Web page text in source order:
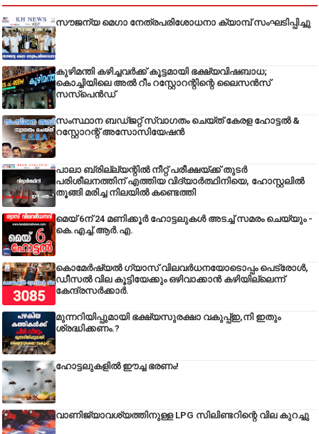
സൗജന്യ മെഗാ നേത്രപരിശോധനാ ക്യാമ്പ് സംഘടിപ്പിച്ചു
കുഴിമന്തി കഴിച്ചവർക്ക് കൂട്ടമായി ഭക്ഷ്യവിഷബാധ;
കൊച്ചിയിലെ അൽ റീം റസ്റ്റോറന്റിന്റെ ലൈസൻസ്
സസ്പെൻഡ്
സംസ്ഥാന ബഡ്‌ജറ്റ് സ്വാഗതം ചെയ്ത് കേരള ഹോട്ടൽ &
റസ്റ്റോറന്റ് അസോസിയേഷൻ
പാലാ ബ്രില്ല്യന്റിൽ നീറ്റ് പരീക്ഷയ്ക്ക് തുടർ
പരിശീലനത്തിന് എത്തിയ വിദ്യാർത്ഥിനിയെ, ഹോസ്റ്റലിൽ
തൂങ്ങി മരിച്ച നിലയിൽ കണ്ടെത്തി
മെയ് 6ന് 24 മണിക്കൂർ ഹോട്ടലുകൾ അടച്ച് സമരം ചെയ്യും -
കെ.എച്ച്.ആർ.എ.
കൊമേർഷ്യൽ ഗ്യാസ് വിലവർധനയോടൊപ്പം പെട്രോൾ,
ഡീസല്‍ വില കൂട്ടിയേക്കും ഒഴിവാക്കാന്‍ കഴിയില്ലെന്ന്
കേന്ദ്രസര്‍ക്കാര്‍.
മുന്നറിയിപ്പുമായി ഭക്ഷ്യസുരക്ഷാ വകുപ്പ്ഇ,നി ഇതും
ശ്രദ്ധിക്കണം.?
ഹോട്ടലുകളിൽ ഈച്ച ഭരണം!
വാണിജ്യാവശ്യത്തിനുള്ള LPG സിലിണ്ടറിന്റെ വില കുറച്ചു